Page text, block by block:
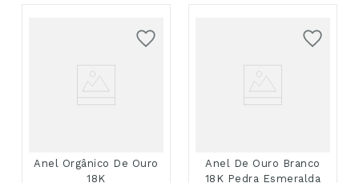
Anel Orgânico De Ouro
18K
Anel De Ouro Branco
18K Pedra Esmeralda